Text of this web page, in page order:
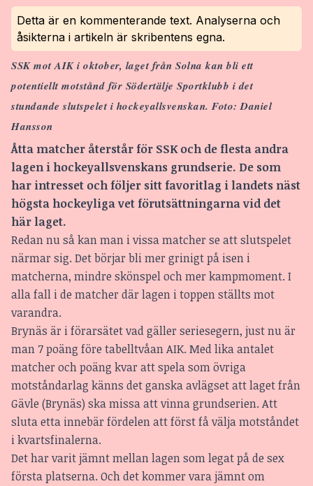
Detta är en kommenterande text. Analyserna och
åsikterna i artikeln är skribentens egna.
SSK mot AIK i oktober, laget från Solna kan bli ett
potentiellt motstånd för Södertälje Sportklubb i det
stundande slutspelet i hockeyallsvenskan. Foto: Daniel
Hansson
Åtta matcher återstår för SSK och de flesta andra
lagen i hockeyallsvenskans grundserie. De som
har intresset och följer sitt favoritlag i landets näst
högsta hockeyliga vet förutsättningarnavid det
här laget.
Redan nu så kan man i vissa matcher se att slutspelet
närmar sig. Det börjar bli mer grinigt på isen i
matcherna, mindre skönspel och mer kampmoment. I
alla fall i de matcher där lagen i toppen ställts mot
varandra.
Brynäs är i förarsätet vad gäller seriesegern, just nu är
man 7 poäng före tabelltvåan AIK. Med lika antalet
matcher och poäng kvar att spela som övriga
motståndarlag känns det ganska avlägset att laget från
Gävle (Brynäs) ska missa att vinna grundserien. Att
sluta etta innebär fördelen att först få välja motståndet
i kvartsfinalerna.
Det har varit jämnt mellan lagen som legat på de sex
första platserna. Och det kommer vara jämnt om